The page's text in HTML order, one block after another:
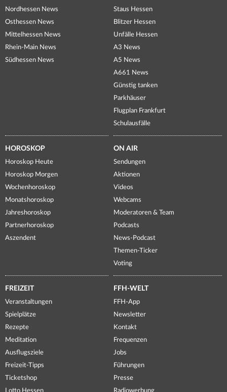
Nordhessen News
Osthessen News
Mittelhessen News
Rhein-Main News
Südhessen News
Staus Hessen
Blitzer Hessen
Unfälle Hessen
A3 News
A5 News
A661 News
Günstig tanken
Parkhäuser
Flugplan Frankfurt
Schulausfälle
HOROSKOP
Horoskop Heute
Horoskop Morgen
Wochenhoroskop
Monatshoroskop
Jahreshoroskop
Partnerhoroskop
Aszendent
ON AIR
Sendungen
Aktionen
Videos
Webcams
Moderatoren & Team
Podcasts
News-Podcast
Themen-Ticker
Voting
FREIZEIT
Veranstaltungen
Spielplätze
Rezepte
Meditation
Ausflugsziele
Freizeit-Tipps
Ticketshop
Lotto Hessen
FFH-WELT
FFH-App
Newsletter
Kontakt
Frequenzen
Jobs
Führungen
Presse
Radiowerbung